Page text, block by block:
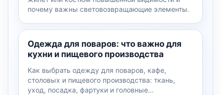
почему важны световозвращающие элементы.
Одежда для поваров: что важно для
кухни и пищевого производства
Как выбрать одежду для поваров, кафе,
столовых и пищевого производства: ткань,
уход, посадка, фартуки и головные…